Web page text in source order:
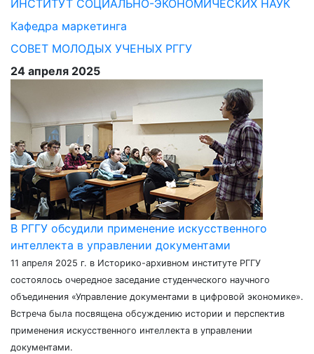
ИНСТИТУТ СОЦИАЛЬНО-ЭКОНОМИЧЕСКИХ НАУК
Кафедра маркетинга
СОВЕТ МОЛОДЫХ УЧЕНЫХ РГГУ
24 апреля 2025
В РГГУ обсудили применение искусственного
интеллекта в управлении документами
11 апреля 2025 г. в Историко-архивном институте РГГУ
состоялось очередное заседание студенческого научного
объединения «Управление документами в цифровой экономике».
Встреча была посвящена обсуждению истории и перспектив
применения искусственного интеллекта в управлении
документами.